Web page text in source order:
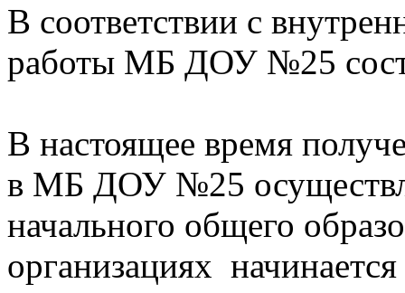
В соответствии с
работы МБ ДОУ №25
В настоящее время
в МБ ДОУ №25
начального общего
организациях